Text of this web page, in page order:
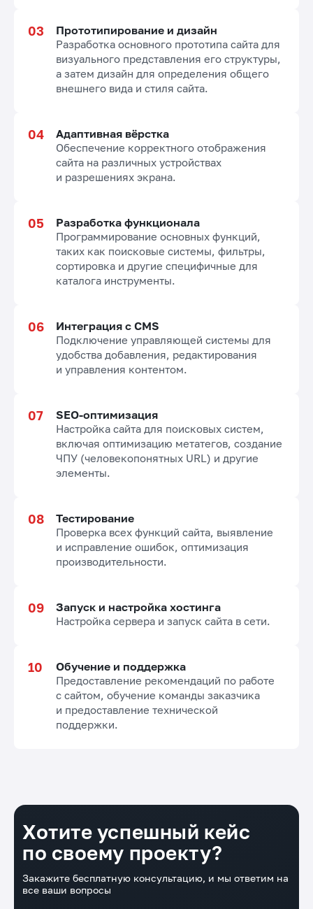
Прототипирование и дизайн
Разработка основного прототипа сайта для
визуального представления его структуры,
а затем дизайн для определения общего
внешнего вида и стиля сайта.
Адаптивная вёрстка
Обеспечение корректного отображения
сайта на различных устройствах
и разрешениях экрана.
Разработка функционала
Программирование основных функций,
таких как поисковые системы, фильтры,
сортировка и другие специфичные для
каталога инструменты.
Интеграция с CMS
Подключение управляющей системы для
удобства добавления, редактирования
и управления контентом.
SEO-оптимизация
Настройка сайта для поисковых систем,
включая оптимизацию метатегов, создание
ЧПУ (человекопонятных URL) и другие
элементы.
Тестирование
Проверка всех функций сайта, выявление
и исправление ошибок, оптимизация
производительности.
Запуск и настройка хостинга
Настройка сервера и запуск сайта в сети.
Обучение и поддержка
Предоставление рекомендаций по работе
с сайтом, обучение команды заказчика
и предоставление технической
поддержки.
Хотите успешный кейс
по своему проекту?
Закажите бесплатную консультацию, и мы ответим на
все ваши вопросы